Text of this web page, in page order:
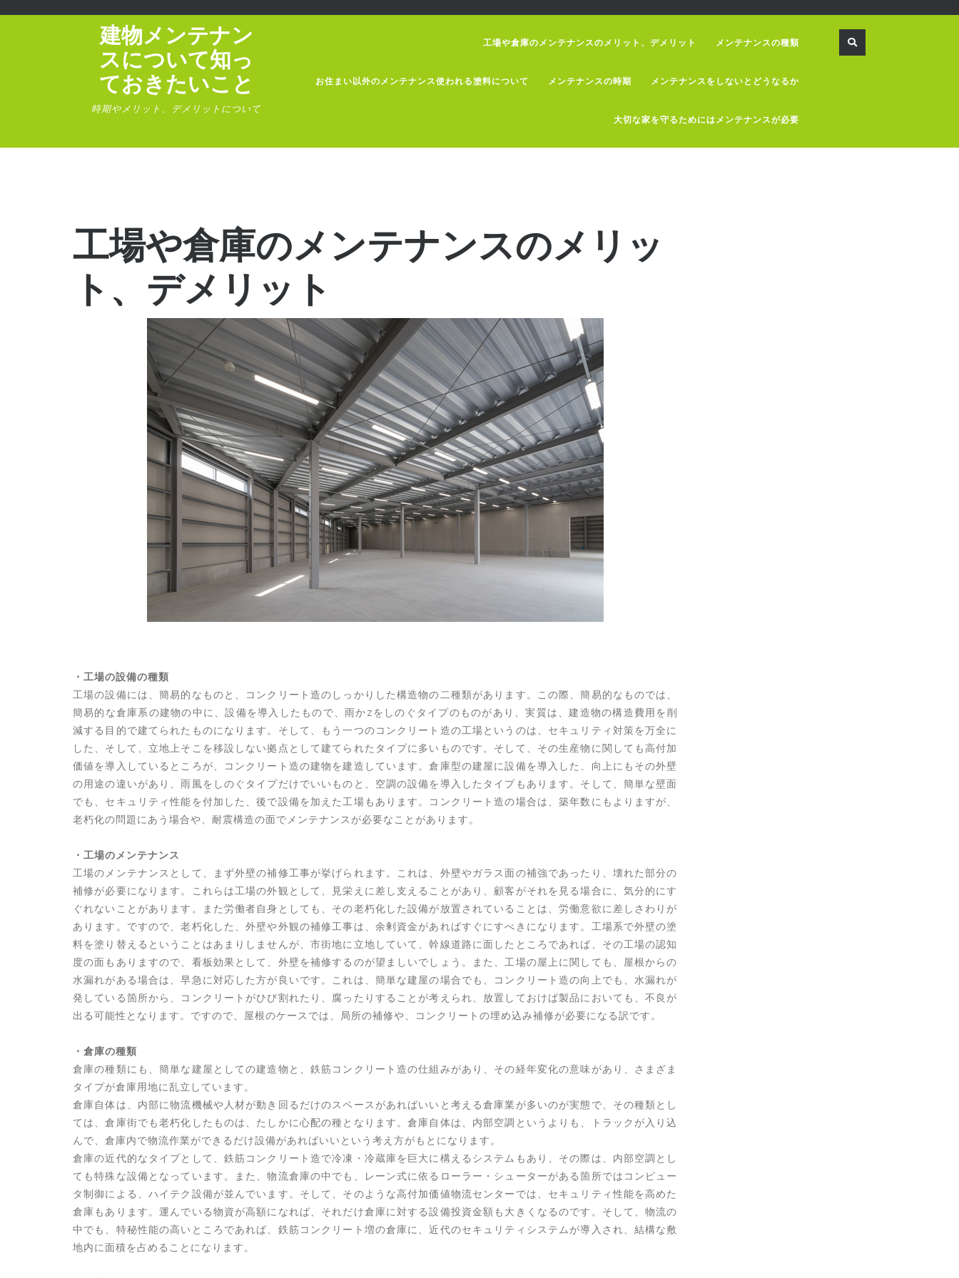
建物メンテナン
スについて知っ
ておきたいこと
時期やメリット、デメリットについて
工場や倉庫のメンテナンスのメリット、デメリット メンテナンスの種類
お住まい以外のメンテナンス使われる塗料について メンテナンスの時期 メンテナンスをしないとどうなるか
大切な家を守るためにはメンテナンスが必要
工場や倉庫のメンテナンスのメリッ
ト、デメリット
・工場の設備の種類
工場の設備には、簡易的なものと、コンクリート造のしっかりした構造物の二種類があります。この際、簡易的なものでは、
簡易的な倉庫系の建物の中に、設備を導入したもので、雨かzをしのぐタイプのものがあり、実質は、建造物の構造費用を削
減する目的で建てられたものになります。そして、もう一つのコンクリート造の工場というのは、セキュリティ対策を万全に
した、そして、立地上そこを移設しない拠点として建てられたタイプに多いものです。そして、その生産物に関しても高付加
価値を導入しているところが、コンクリート造の建物を建造しています。倉庫型の建屋に設備を導入した、向上にもその外壁
の用途の違いがあり、雨風をしのぐタイプだけでいいものと、空調の設備を導入したタイプもあります。そして、簡単な壁面
でも、セキュリティ性能を付加した、後で設備を加えた工場もあります。コンクリート造の場合は、築年数にもよりますが、
老朽化の問題にあう場合や、耐震構造の面でメンテナンスが必要なことがあります。
・工場のメンテナンス
工場のメンテナンスとして、まず外壁の補修工事が挙げられます。これは、外壁やガラス面の補強であったり、壊れた部分の
補修が必要になります。これらは工場の外観として、見栄えに差し支えることがあり、顧客がそれを見る場合に、気分的にす
ぐれないことがあります。また労働者自身としても、その老朽化した設備が放置されていることは、労働意欲に差しさわりが
あります。ですので、老朽化した、外壁や外観の補修工事は、余剰資金があればすぐにすべきになります。工場系で外壁の塗
料を塗り替えるということはあまりしませんが、市街地に立地していて、幹線道路に面したところであれば、その工場の認知
度の面もありますので、看板効果として、外壁を補修するのが望ましいでしょう。また、工場の屋上に関しても、屋根からの
水漏れがある場合は、早急に対応した方が良いです。これは、簡単な建屋の場合でも、コンクリート造の向上でも、水漏れが
発している箇所から、コンクリートがひび割れたり、腐ったりすることが考えられ、放置しておけば製品においても、不良が
出る可能性となります。ですので、屋根のケースでは、局所の補修や、コンクリートの埋め込み補修が必要になる訳です。
・倉庫の種類
倉庫の種類にも、簡単な建屋としての建造物と、鉄筋コンクリート造の仕組みがあり、その経年変化の意味があり、さまざま
タイプが倉庫用地に乱立しています。
倉庫自体は、内部に物流機械や人材が動き回るだけのスペースがあればいいと考える倉庫業が多いのが実態で、その種類とし
ては、倉庫街でも老朽化したものは、たしかに心配の種となります。倉庫自体は、内部空調というよりも、トラックが入り込
んで、倉庫内で物流作業ができるだけ設備があればいいという考え方がもとになります。
倉庫の近代的なタイプとして、鉄筋コンクリート造で冷凍・冷蔵庫を巨大に構えるシステムもあり、その際は、内部空調とし
ても特殊な設備となっています。また、物流倉庫の中でも、レーン式に依るローラー・シューターがある箇所ではコンピュー
タ制御による、ハイテク設備が並んでいます。そして、そのような高付加価値物流センターでは、セキュリティ性能を高めた
倉庫もあります。運んでいる物資が高額になれば、それだけ倉庫に対する設備投資金額も大きくなるのです。そして、物流の
中でも、特秘性能の高いところであれば、鉄筋コンクリート増の倉庫に、近代のセキュリティシステムが導入され、結構な敷
地内に面積を占めることになります。